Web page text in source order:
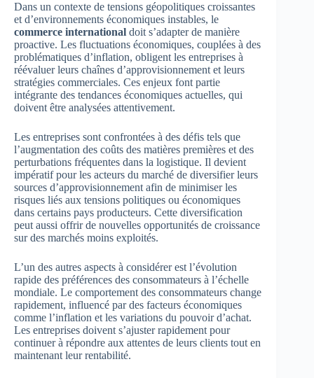
Dans un contexte de tensions géopolitiques croissantes
et d’environnements économiques instables, le
commerce international doit s’adapter de manière
proactive. Les fluctuations économiques, couplées à des
problématiques d’inflation, obligent les entreprises à
réévaluer leurs chaînes d’approvisionnement et leurs
stratégies commerciales. Ces enjeux font partie
intégrante des tendances économiques actuelles, qui
doivent être analysées attentivement.
Les entreprises sont confrontées à des défis tels que
l’augmentation des coûts des matières premières et des
perturbations fréquentes dans la logistique. Il devient
impératif pour les acteurs du marché de diversifier leurs
sources d’approvisionnement afin de minimiser les
risques liés aux tensions politiques ou économiques
dans certains pays producteurs. Cette diversification
peut aussi offrir de nouvelles opportunités de croissance
sur des marchés moins exploités.
L’un des autres aspects à considérer est l’évolution
rapide des préférences des consommateurs à l’échelle
mondiale. Le comportement des consommateurs change
rapidement, influencé par des facteurs économiques
comme l’inflation et les variations du pouvoir d’achat.
Les entreprises doivent s’ajuster rapidement pour
continuer à répondre aux attentes de leurs clients tout en
maintenant leur rentabilité.